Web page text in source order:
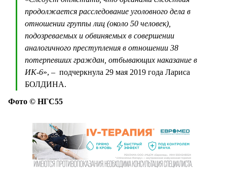
продолжается расследование уголовного дела в
отношении группы лиц (около 50 человек),
подозреваемых и обвиняемых в совершении
аналогичного преступления в отношении 38
потерпевших граждан, отбывающих наказание в
ИК-6», – подчеркнула 29 мая 2019 года Лариса
БОЛДИНА.
Фото © НГС55